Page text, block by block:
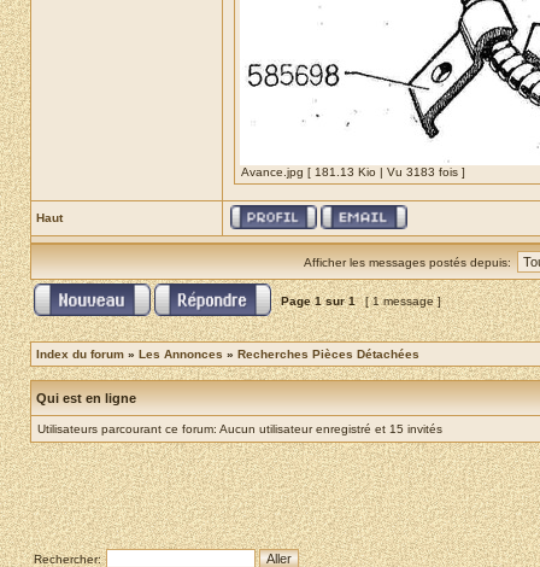
Avance.jpg [ 181.13 Kio | Vu 3183 fois ]
Haut
Afficher les messages postés depuis:
Page1sur1 [ 1 message ]
Index du forum » Les Annonces » Recherches Pièces Détachées
Qui est en ligne
Utilisateurs parcourant ce forum: Aucun utilisateur enregistré et 15 invités
Rechercher: